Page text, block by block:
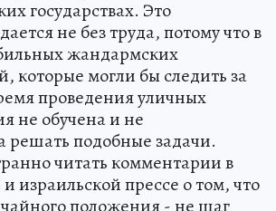
государствах. Это
не без труда, потому что в
жандармских
которые могли бы следить за
проведения уличных
не обучена и не
решать подобные задачи.
читать комментарии в
израильской прессе о том, что
положения - не шаг